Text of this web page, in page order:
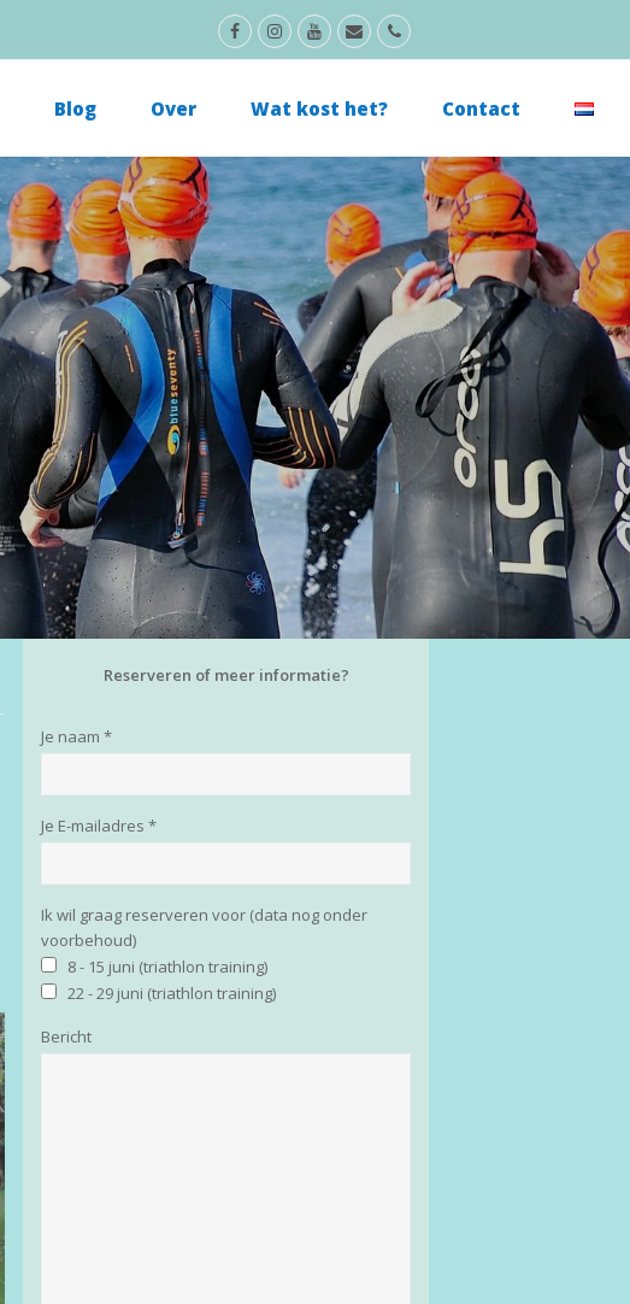
FacebookInstagram
Youtube
E-
mail
Phone
Blog Over Wat kost het? Contact
Reserveren of meer informatie?
Je naam *
Je E-mailadres *
Ik wil graag reserveren voor (data nog onder
voorbehoud)
8 - 15 juni (triathlon training)
22 - 29 juni (triathlon training)
Bericht